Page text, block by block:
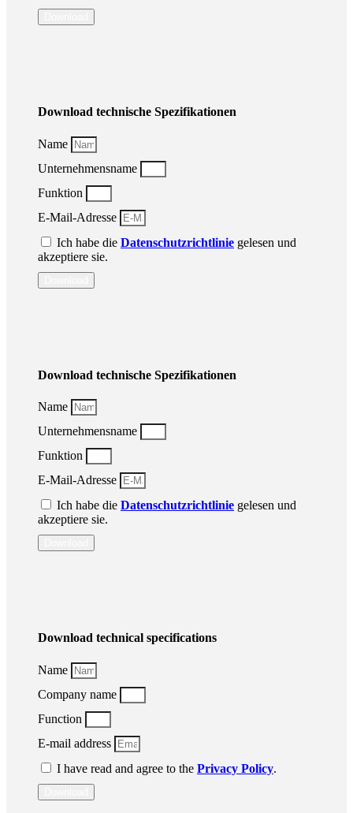
Download technische Spezifikationen
Name
Unternehmensname
Funktion
E-Mail-Adresse
Ich habe die Datenschutzrichtlinie gelesen und
akzeptiere sie.
Download technische Spezifikationen
Name
Unternehmensname
Funktion
E-Mail-Adresse
Ich habe die Datenschutzrichtlinie gelesen und
akzeptiere sie.
Download technical specifications
Name
Company name
Function
E-mail address
I have read and agree to the Privacy Policy.